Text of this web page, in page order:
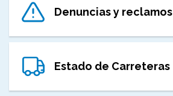
Denuncias y reclamos
Estado de Carreteras